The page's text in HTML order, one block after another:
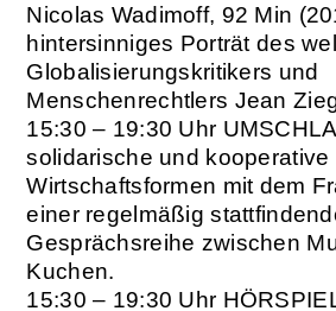
Nicolas Wadimoff, 92 Min
hintersinniges Porträt des
Globalisierungskritikers und
Menschenrechtlers Jean
15:30 – 19:30 Uhr
solidarische und kooperative
Wirtschaftsformen mit dem
einer regelmäßig
Gesprächsreihe zwischen
Kuchen.
15:30 – 19:30 Uhr